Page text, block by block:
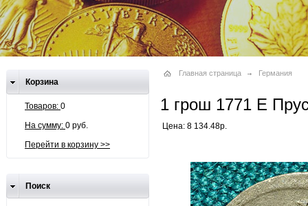
Корзина
Товаров: 0
На сумму: 0 руб.
Перейти в корзину >>
Поиск
Главная страница Германия
1 грош 1771 Е
Цена: 8 134.48р.